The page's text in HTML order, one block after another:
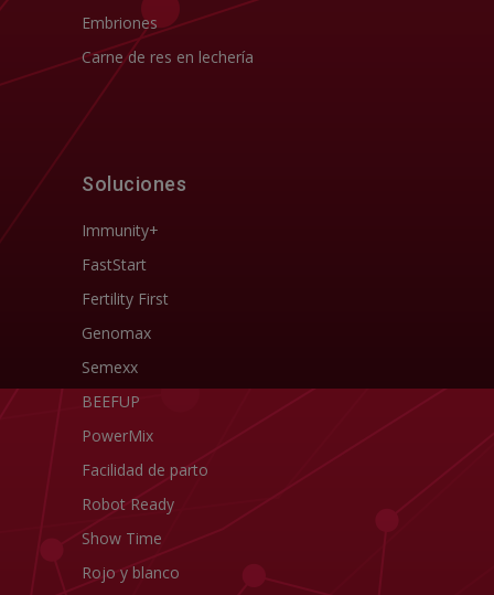
Embriones
Carne de res en lechería
Soluciones
Immunity+
FastStart
Fertility First
Genomax
Semexx
BEEFUP
PowerMix
Facilidad de parto
Robot Ready
Show Time
Rojo y blanco